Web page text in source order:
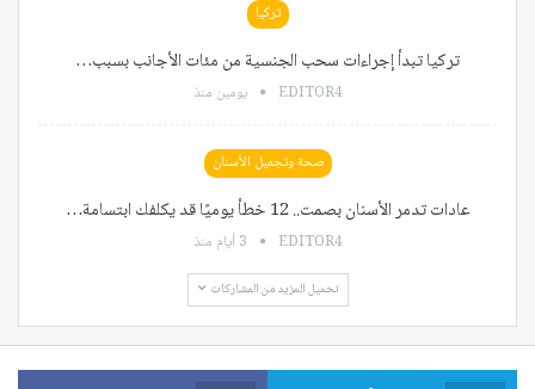
تركيا
تركيا تبدأ إجراءات سحب الجنسية من مئات الأجانب بسبب…
EDITOR4 يومين منذ
صحة وتجميل الأسنان
عادات تدمر الأسنان بصمت.. 12 خطأ يوميًا قد يكلفك ابتسامة…
EDITOR4 3 أيام منذ
تحميل المزيد من المشاركات